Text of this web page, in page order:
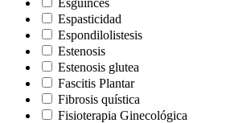
Espasticidad
Espondilolistesis
Estenosis
Estenosis glutea
Fascitis Plantar
Fibrosis quística
Fisioterapia Ginecológica